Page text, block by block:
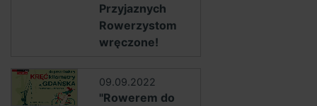
Przyjaznych
Rowerzystom
wręczone!
09.09.2022
"Rowerem do